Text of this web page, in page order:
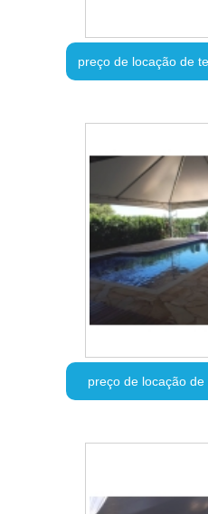
preço de locação de
preço de locação